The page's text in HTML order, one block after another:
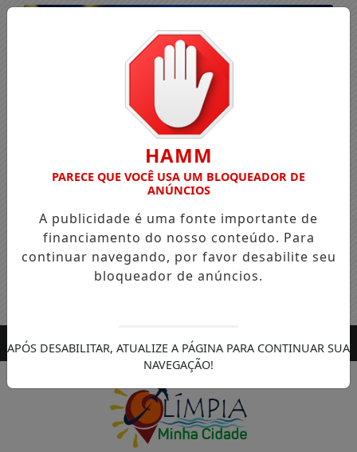
Entrar
HAMM
PARECE QUE VOCÊ USA UM BLOQUEADOR DE
ANÚNCIOS
A publicidade é uma fonte importante de
financiamento do nosso conteúdo. Para
continuar navegando, por favor desabilite seu
bloqueador de anúncios.
APÓS DESABILITAR, ATUALIZE A PÁGINA PARA CONTINUAR SUA
NAVEGAÇÃO!